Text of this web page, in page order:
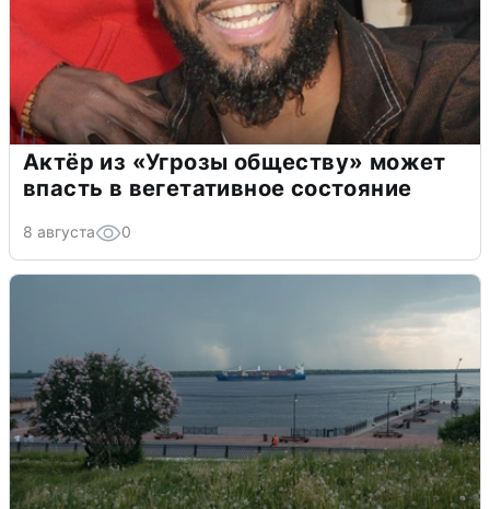
Актёр из «Угрозы обществу» может
впасть в вегетативное состояние
8 августа 0